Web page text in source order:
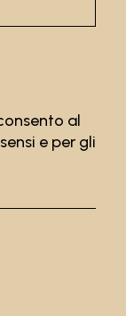
al
e per gli